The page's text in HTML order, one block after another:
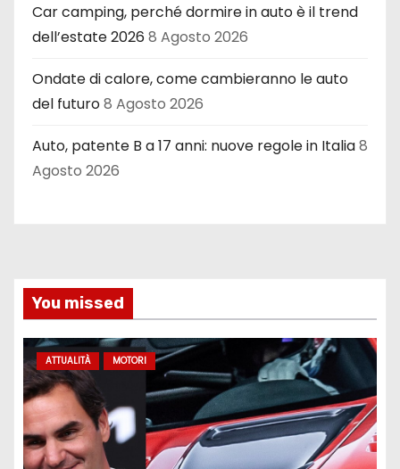
Car camping, perché dormire in auto è il trend
dell’estate 2026 8 Agosto 2026
Ondate di calore, come cambieranno le auto
del futuro8 Agosto 2026
Auto, patente B a 17 anni: nuove regole in Italia8
Agosto 2026
You missed
ATTUALITÀ MOTORI